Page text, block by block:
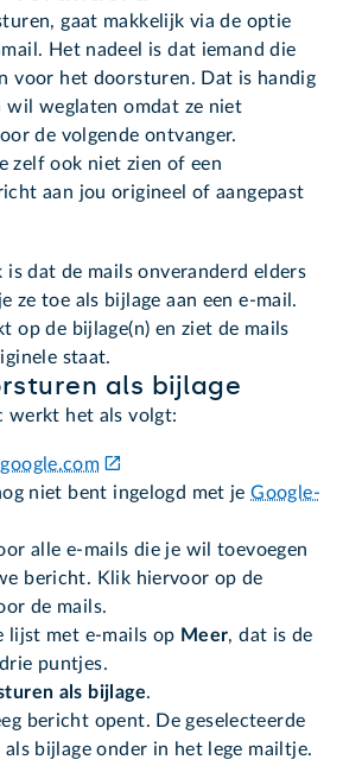
gaat makkelijk via de optie
Het nadeel is dat iemand die
voor het doorsturen. Dat is handig
wil weglaten omdat ze niet
de volgende ontvanger.
zelf ook niet zien of een
aan jou origineel of aangepast
dat de mails onveranderd elders
ze toe als bijlage aan een e-mail.
op de bijlage(n) en ziet de mails
staat.
als bijlage
werkt het als volgt:
niet bent ingelogd met jeGoogle-
alle e-mails die je wil toevoegen
bericht. Klik hiervoor op de
de mails.
lijst met e-mails op Meer, dat is de
puntjes.
als bijlage.
bericht opent. De geselecteerde
als bijlage onder in het lege mailtje.